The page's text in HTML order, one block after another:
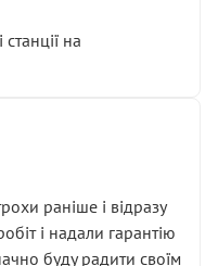
на
раніше і відразу
і надали гарантію
буду радити своїм